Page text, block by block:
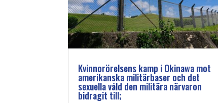
Kvinnorörelsens kamp i Okinawa mot
amerikanska militärbaser och det
sexuella våld den militära närvaron
bidragit till;